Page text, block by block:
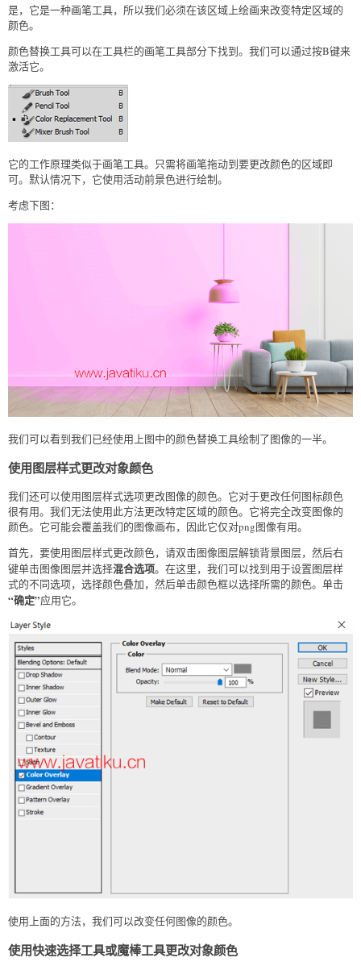
是，它是一种画笔工具，所以我们必须在该区域上绘画来改变特定区域的
颜色。
颜色替换工具可以在工具栏的画笔工具部分下找到。我们可以通过按B键来
激活它。
它的工作原理类似于画笔工具。只需将画笔拖动到要更改颜色的区域即
可。默认情况下，它使用活动前景色进行绘制。
考虑下图：
我们可以看到我们已经使用上图中的颜色替换工具绘制了图像的一半。
使用图层样式更改对象颜色
我们还可以使用图层样式选项更改图像的颜色。它对于更改任何图标颜色
很有用。我们无法使用此方法更改特定区域的颜色。它将完全改变图像的
颜色。它可能会覆盖我们的图像画布，因此它仅对png图像有用。
首先，要使用图层样式更改颜色，请双击图像图层解锁背景图层，然后右
键单击图像图层并选择混合选项。在这里，我们可以找到用于设置图层样
式的不同选项，选择颜色叠加，然后单击颜色框以选择所需的颜色。单击
“确定”应用它。
使用上面的方法，我们可以改变任何图像的颜色。
使用快速选择工具或魔棒工具更改对象颜色